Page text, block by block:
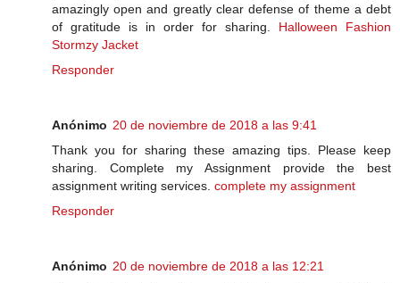
amazingly open and greatly clear defense of theme a debt
of gratitude is in order for sharing. Halloween Fashion
Stormzy Jacket
Responder
Anónimo 20 de noviembre de 2018 a las 9:41
Thank you for sharing these amazing tips. Please keep
sharing. Complete my Assignment provide the best
assignment writing services. complete my assignment
Responder
Anónimo 20 de noviembre de 2018 a las 12:21